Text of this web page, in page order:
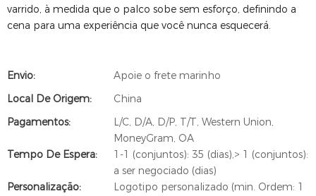
varrido, à medida que o palco sobe sem esforço, definindo a
cena para uma experiência que você nunca esquecerá.
Envio:
Apoie o frete marinho
Local De Origem:
China
Pagamentos:
L/C, D/A, D/P, T/T, Western Union,
MoneyGram, OA
Tempo De Espera:
1-1 (conjuntos): 35 (dias),> 1 (conjuntos):
a ser negociado (dias)
Personalização:
Logotipo personalizado (min. Ordem: 1